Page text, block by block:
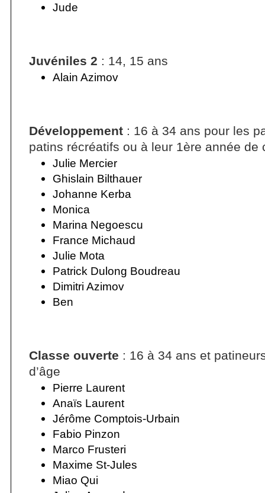
Jude
Juvéniles 2 : 14, 15 ans
Alain Azimov
Développement : 16 à 34 ans pour les
patins récréatifs ou à leur 1ère année de
Julie Mercier
Ghislain Bilthauer
Johanne Kerba
Monica
Marina Negoescu
France Michaud
Julie Mota
Patrick Dulong Boudreau
Dimitri Azimov
Ben
Classe ouverte : 16 à 34 ans et
d’âge
Pierre Laurent
Anaïs Laurent
Jérôme Comptois-Urbain
Fabio Pinzon
Marco Frusteri
Maxime St-Jules
Miao Qui